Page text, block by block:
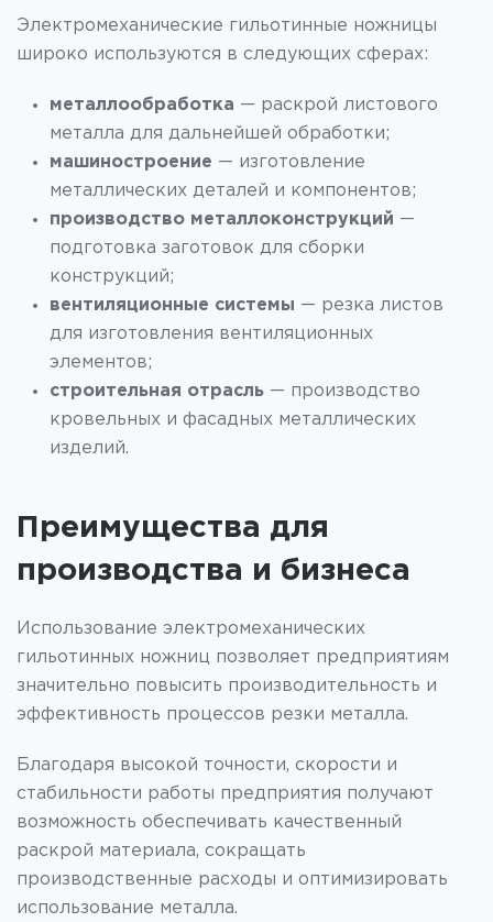
Электромеханические гильотинные ножницы
широко используются в следующих сферах:
металлообработка — раскрой листового
металла для дальнейшей обработки;
машиностроение — изготовление
металлических деталей и компонентов;
производство металлоконструкций —
подготовка заготовок для сборки
конструкций;
вентиляционные системы — резка листов
для изготовления вентиляционных
элементов;
строительная отрасль — производство
кровельных и фасадных металлических
изделий.
Преимущества для
производства и бизнеса
Использование электромеханических
гильотинных ножниц позволяет предприятиям
значительно повысить производительность и
эффективность процессов резки металла.
Благодаря высокой точности, скорости и
стабильности работы предприятия получают
возможность обеспечивать качественный
раскрой материала, сокращать
производственные расходы и оптимизировать
использование металла.